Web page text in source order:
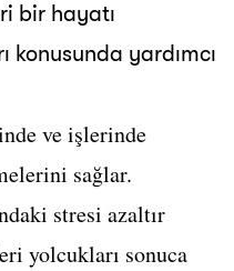
bir hayatı
konusunda yardımcı
ve işlerinde
sağlar.
stresi azaltır
yolcukları sonuca